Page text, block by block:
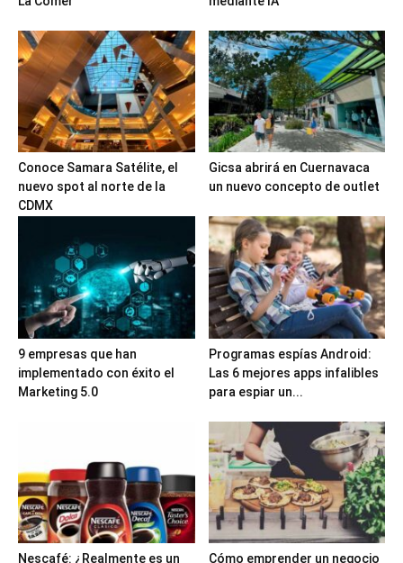
Conoce Samara Satélite, el
nuevo spot al norte de la
CDMX
Gicsa abrirá en Cuernavaca
un nuevo concepto de outlet
9 empresas que han
implementado con éxito el
Marketing 5.0
Programas espías Android:
Las 6 mejores apps infalibles
para espiar un...
Nescafé: ¿Realmente es un Cómo emprender un negocio